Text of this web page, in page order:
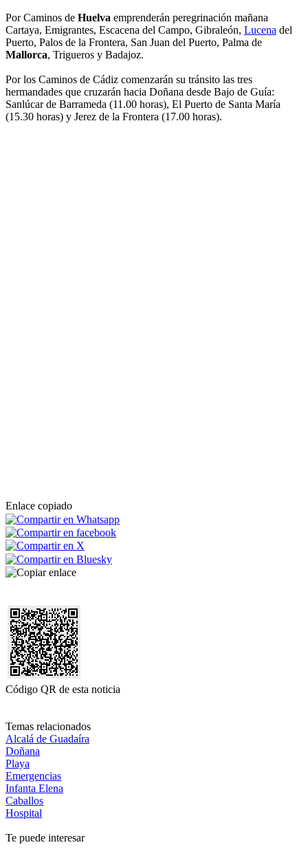
Por Caminos de Huelva emprenderán peregrinación mañana
Cartaya, Emigrantes, Escacena del Campo, Gibraleón, Lucena del
Puerto, Palos de la Frontera, San Juan del Puerto, Palma de
Mallorca, Trigueros y Badajoz.
Por los Caminos de Cádiz comenzarán su tránsito las tres
hermandades que cruzarán hacia Doñana desde Bajo de Guía:
Sanlúcar de Barrameda (11.00 horas), El Puerto de Santa María
(15.30 horas) y Jerez de la Frontera (17.00 horas).
Enlace copiado
Código QR de esta noticia
Temas relacionados
Alcalá de Guadaíra
Doñana
Playa
Emergencias
Infanta Elena
Caballos
Hospital
Te puede interesar